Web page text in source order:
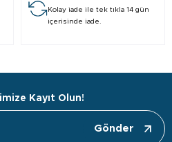
Kolay iade ile tek tıkla 14 gün
içerisinde iade.
Kayıt Olun!
Gönder